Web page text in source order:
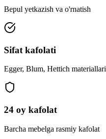
Bepul yetkazish va o'rnatish
Sifat kafolati
Egger, Blum, Hettich materiallari
24 oy kafolat
Barcha mebelga rasmiy kafolat